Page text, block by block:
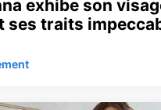
exhibe son
ses traits